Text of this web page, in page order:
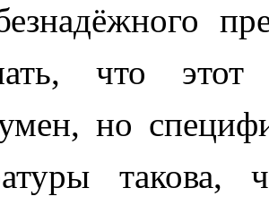
что
но
такова,